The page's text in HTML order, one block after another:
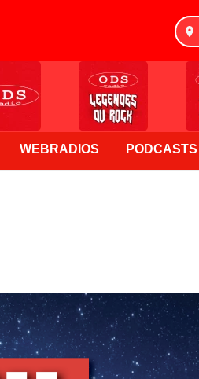
WEBRADIOS PODCASTS